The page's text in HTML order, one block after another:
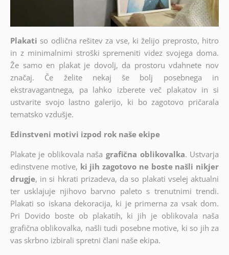
Plakati so odlična rešitev za vse, ki želijo preprosto, hitro
in z minimalnimi stroški spremeniti videz svojega doma.
Že samo en plakat je dovolj, da prostoru vdahnete nov
značaj. Če želite nekaj še bolj posebnega in
ekstravagantnega, pa lahko izberete več plakatov in si
ustvarite svojo lastno galerijo, ki bo zagotovo pričarala
tematsko vzdušje.
Edinstveni motivi izpod rok naše ekipe
Plakate je oblikovala naša grafična oblikovalka. Ustvarja
edinstvene motive, ki jih zagotovo ne boste našli nikjer
drugje, in si hkrati prizadeva, da so plakati vselej aktualni
ter usklajuje njihovo barvno paleto s trenutnimi trendi.
Plakati so iskana dekoracija, ki je primerna za vsak dom.
Pri Dovido boste ob plakatih, ki jih je oblikovala naša
grafična oblikovalka, našli tudi posebne motive, ki so jih za
vas skrbno izbirali spretni člani naše ekipa.